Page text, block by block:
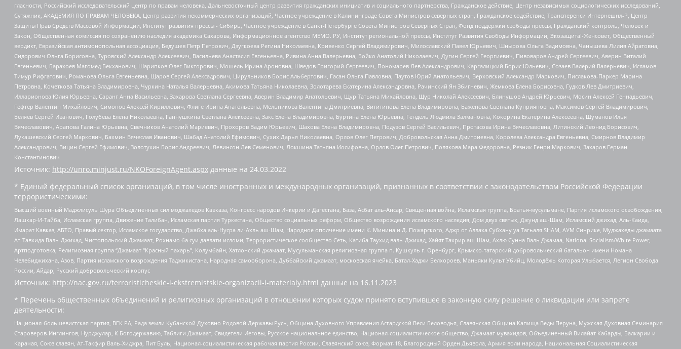
гласности, Российский исследовательский центр по правам человека, Дальневосточный центр развития гражданских инициатив и социального партнерства, Гражданское действие, Центр независимых социологических исследований,
Сутяжник, АКАДЕМИЯ ПО ПРАВАМ ЧЕЛОВЕКА, Центр развития некоммерческих организаций, Частное учреждение в Калининграде Совета Министров северных стран, Гражданское содействие, Трансперенси Интернешнл-Р, Центр
Защиты Прав Средств Массовой Информации, Институт развития прессы - Сибирь, Частное учреждение в Санкт-Петербурге Совета Министров Северных Стран, Фонд поддержки свободы прессы, Гражданский контроль, Человек и
Закон, Общественная комиссия по сохранению наследия академика Сахарова, Информационное агентство МЕМО. РУ, Институт региональной прессы, Институт Развития Свободы Информации, Экозащита!-Женсовет, Общественный
вердикт, Евразийская антимонопольная ассоциация, Бедушев Петр Петрович, Дзугкоева Регина Николаевна, Кривенко Сергей Владимирович, Милославский Павел Юрьевич, Шнырова Ольга Вадимовна, Чанышева Лилия Айратовна,
Сидорович Ольга Борисовна, Туровский Александр Алексеевич, Васильева Анастасия Евгеньевна, Ривина Анна Валерьевна, Бойко Анатолий Николаевич, Дугин Сергей Георгиевич, Пивоваров Андрей Сергеевич, Аверин Виталий
Евгеньевич, Барахоев Магомед Бекханович, Шарипков Олег Викторович, Мошель Ирина Ароновна, Шведов Григорий Сергеевич, Пономарев Лев Александрович, Каргалицкий Борис Юльевич, Созаев Валерий Валерьевич, Исламов
Тимур Рифгатович, Романова Ольга Евгеньевна, Щаров Сергей Алексадрович, Цирульников Борис Альбертович, Гасан Ольга Павловна, Паутов Юрий Анатольевич, Верховский Александр Маркович, Пислакова-Паркер Марина
Петровна, Кочеткова Татьяна Владимировна, Чуркина Наталья Валерьевна, Акимова Татьяна Николаевна, Золотарева Екатерина Александровна, Рачинский Ян Збигневич, Жемкова Елена Борисовна, Гудков Лев Дмитриевич,
Илларионова Юлия Юрьевна, Саранг Анна Васильевна, Захарова Светлана Сергеевна, Аверин Владимир Анатольевич, Щур Татьяна Михайловна, Щур Николай Алексеевич, Блинушов Андрей Юрьевич, Мосин Алексей Геннадьевич,
Гефтер Валентин Михайлович, Симонов Алексей Кириллович, Флиге Ирина Анатольевна, Мельникова Валентина Дмитриевна, Вититинова Елена Владимировна, Баженова Светлана Куприяновна, Максимов Сергей Владимирович,
Беляев Сергей Иванович, Голубева Елена Николаевна, Ганнушкина Светлана Алексеевна, Закс Елена Владимировна, Буртина Елена Юрьевна, Гендель Людмила Залмановна, Кокорина Екатерина Алексеевна, Шуманов Илья
Вячеславович, Арапова Галина Юрьевна, Свечников Анатолий Мариевич, Прохоров Вадим Юрьевич, Шахова Елена Владимировна, Подузов Сергей Васильевич, Протасова Ирина Вячеславовна, Литинский Леонид Борисович,
Лукашевский Сергей Маркович, Бахмин Вячеслав Иванович, Шабад Анатолий Ефимович, Сухих Дарья Николаевна, Орлов Олег Петрович, Добровольская Анна Дмитриевна, Королева Александра Евгеньевна, Смирнов Владимир
Александрович, Вицин Сергей Ефимович, Золотухин Борис Андреевич, Левинсон Лев Семенович, Локшина Татьяна Иосифовна, Орлов Олег Петрович, Полякова Мара Федоровна, Резник Генри Маркович, Захаров Герман
Константинович
Источник: http://unro.minjust.ru/NKOForeignAgent.aspx данные на 24.03.2022
* Единый федеральный список организаций, в том числе иностранных и международных организаций, признанных в соответствии с законодательством Российской Федерации
террористическими:
Высший военный Маджлисуль Шура Объединенных сил моджахедов Кавказа, Конгресс народов Ичкерии и Дагестана, База, Асбат аль-Ансар, Священная война, Исламская группа, Братья-мусульмане, Партия исламского освобождения,
Лашкар-И-Тайба, Исламская группа, Движение Талибан, Исламская партия Туркестана, Общество социальных реформ, Общество возрождения исламского наследия, Дом двух святых, Джунд аш-Шам, Исламский джихад, Аль-Каида,
Имарат Кавказ, АБТО, Правый сектор, Исламское государство, Джабха аль-Нусра ли-Ахль аш-Шам, Народное ополчение имени К. Минина и Д. Пожарского, Аджр от Аллаха Субхану уа Тагьаля SHAM, АУМ Синрике, Муджахеды джамаата
Ат-Тавхида Валь-Джихад, Чистопольский Джамаат, Рохнамо ба суи давлати исломи, Террористическое сообщество Сеть, Катиба Таухид валь-Джихад, Хайят Тахрир аш-Шам, Ахлю Сунна Валь Джамаа, National Socialism/White Power,
Артподготовка, Религиозная группа “Джамаат “Красный пахарь”, Колумбайн, Хатлонский джамаат, Мусульманская религиозная группа п. Кушкуль г. Оренбург, Крымско-татарский добровольческий батальон имени Номана
Челебиджихана, Азов, Партия исламского возрождения Таджикистана, Народная самооборона, Дуббайский джамаат, московская ячейка, Батал-Хаджи Белхороев, Маньяки Культ Убийц, Молодёжь Которая Улыбается, Легион Свобода
России, Айдар, Русский добровольческий корпус
Источник: http://nac.gov.ru/terroristicheskie-i-ekstremistskie-organizacii-i-materialy.html данные на 16.11.2023
* Перечень общественных объединений и религиозных организаций в отношении которых судом принято вступившее в законную силу решение о ликвидации или запрете
деятельности:
Национал-большевистская партия, ВЕК РА, Рада земли Кубанской Духовно Родовой Державы Русь, Община Духовного Управления Асгардской Веси Беловодья, Славянская Община Капища Веды Перуна, Мужская Духовная Семинария
Староверов-Инглингов, Нурджулар, К Богодержавию, Таблиги Джамаат, Свидетели Иеговы, Русское национальное единство, Национал-социалистическое общество, Джамаат мувахидов, Объединенный Вилайат Кабарды, Балкарии и
Карачая, Союз славян, Ат-Такфир Валь-Хиджра, Пит Буль, Национал-социалистическая рабочая партия России, Славянский союз, Формат-18, Благородный Орден Дьявола, Армия воли народа, Национальная Социалистическая